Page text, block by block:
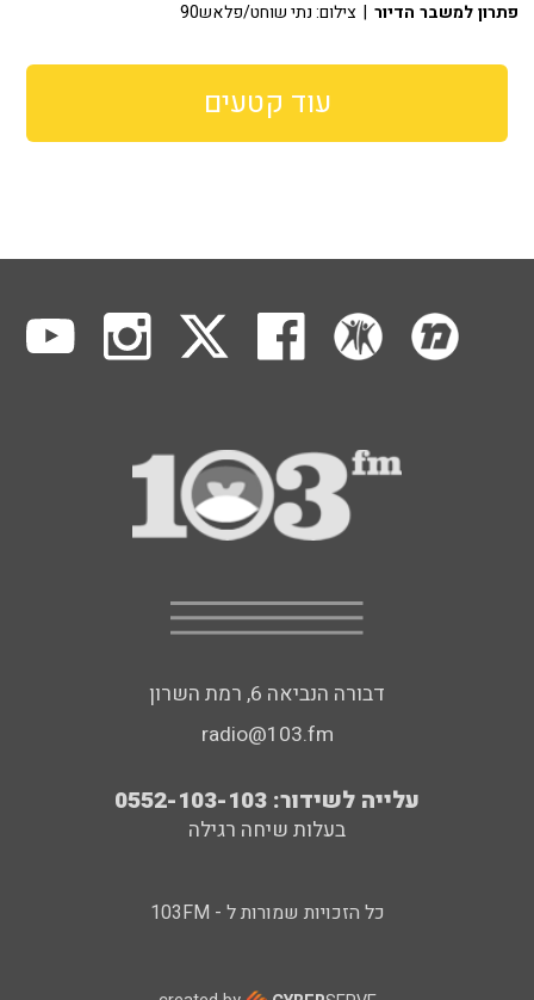
פתרון למשבר הדיור | צילום: נתי שוחט/פלאש90
עוד קטעים
דבורה הנביאה 6, רמת השרון
radio@103.fm
עלייה לשידור: 0552-103-103
בעלות שיחה רגילה
כל הזכויות שמורות ל - 103FM